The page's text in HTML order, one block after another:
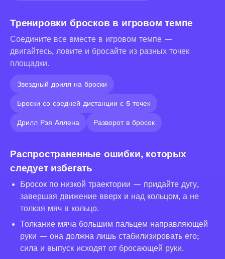
Тренировки бросков в игровом темпе
Соедините все вместе в игровом темпе —
двигайтесь, ловите и бросайте из разных точек
площадки.
Звездный дрилл на броски
Броски со средней дистанции с 5 точек
Дрилл Рэя Аллена Разворот в бросок
Распространенные ошибки, которых
следует избегать
Бросок по низкой траектории — придайте дугу,
завершая движение вверх и над кольцом, а не
толкая мяч в кольцо.
Толкание мяча большим пальцем направляющей
руки — она должна лишь стабилизировать его;
сила и выпуск исходят от бросающей руки.